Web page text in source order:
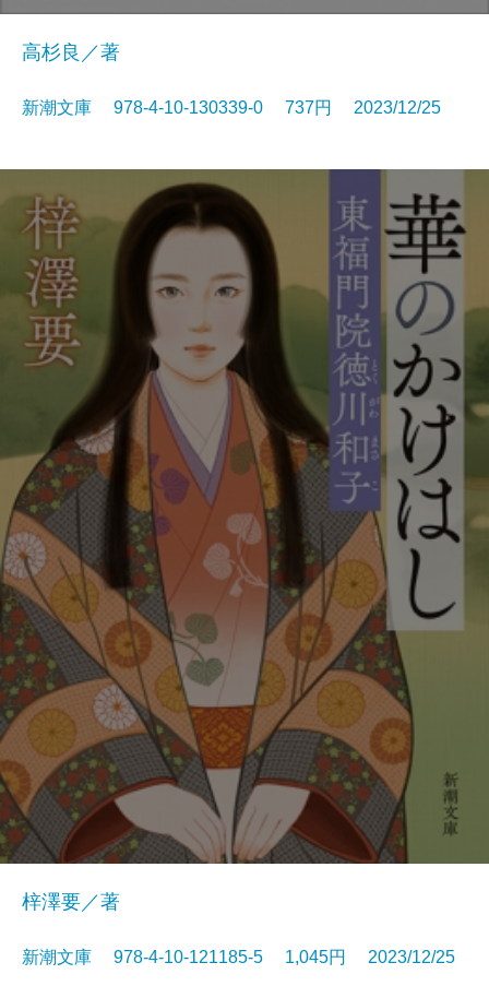
高杉良／著
新潮文庫 978-4-10-130339-0 737円 2023/12/25
梓澤要／著
新潮文庫 978-4-10-121185-5 1,045円 2023/12/25